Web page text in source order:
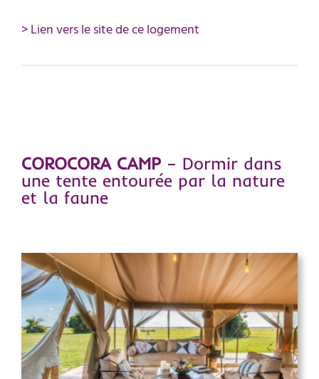
> Lien vers le site de ce logement
COROCORA CAMP – Dormir dans
une tente entourée par la nature
et la faune